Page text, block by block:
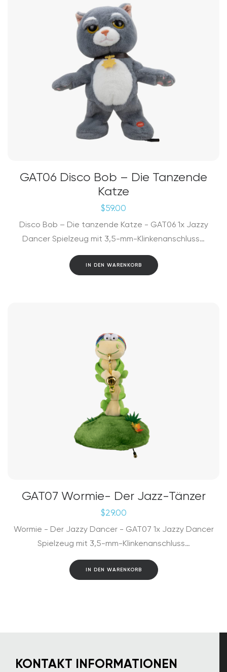
GAT06 Disco Bob – Die Tanzende
Katze
$59.00
Disco Bob – Die tanzende Katze - GAT06 1x Jazzy
Dancer Spielzeug mit 3,5-mm-Klinkenanschluss…
IN DEN WARENKORB
GAT07 Wormie- Der Jazz-Tänzer
$29.00
Wormie - Der Jazzy Dancer - GAT07 1x Jazzy Dancer
Spielzeug mit 3,5-mm-Klinkenanschluss…
IN DEN WARENKORB
KONTAKT INFORMATIONEN